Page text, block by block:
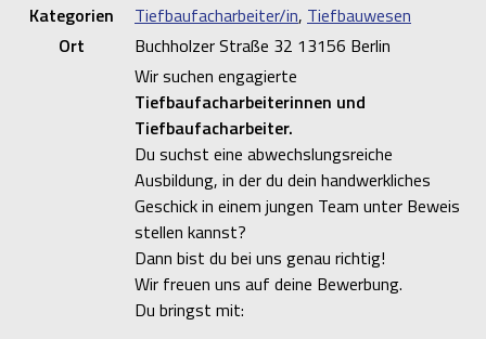
Kategorien
Tiefbaufacharbeiter/in, Tiefbauwesen
Ort
Buchholzer Straße 32 13156 Berlin
Wir suchen engagierte
Tiefbaufacharbeiterinnen und
Tiefbaufacharbeiter.
Du suchst eine abwechslungsreiche
Ausbildung, in der du dein handwerkliches
Geschick in einem jungen Team unter Beweis
stellen kannst?
Dann bist du bei uns genau richtig!
Wir freuen uns auf deine Bewerbung.
Du bringst mit: